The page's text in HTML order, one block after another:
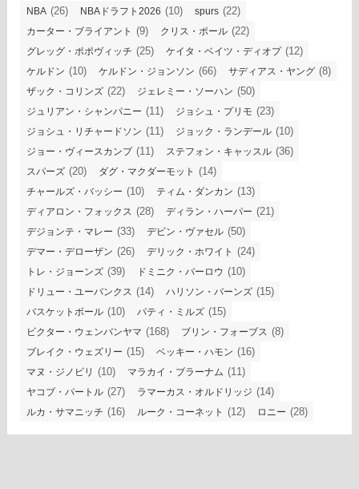
NBA (26) NBAドラフト2026 (10) spurs (22)
カーター・ブライアント (9) クリス・ポール (22)
グレッグ・ポポヴィッチ (25) ケイタ・ベイツ・ディオプ(12)
ケルドン (10) ケルドン・ジョンソン (66) サディアス・ヤング (8)
ザック・コリンズ (22) ジェレミー・ソーハン (50)
ジュリアン・シャンパニー (11) ジョシュ・プリモ (23)
ジョシュ・リチャードソン (11) ジョック・ランデール (10)
ジョー・ヴィースカンプ(11) ステフォン・キャッスル (36)
スパーズ (20) ダグ・マクダーモット (14)
チャールズ・バッシー (10) ティム・ダンカン (13)
ディアロン・フォックス (28) ディラン・ハーパー (21)
デジョンテ・マレー (33) デビン・ヴァセル (50)
デマー・デローザン (26) デリック・ホワイト (24)
トレ・ジョーンズ (39) ドミニク・バーロウ (10)
ドリュー・ユーバンクス (14) ハリソン・バーンズ (15)
バスケットボール (10) パティ・ミルズ (15)
ビクター・ウェンバンヤマ (168) ブリン・フォーブス (8)
ブレイク・ウェズリー (15) ベッキー・ハモン (16)
マヌ・ジノビリ (10) マラカイ・ブラーナム (11)
ヤコブ・パートル (27) ラマーカス・オルドリッジ (14)
ルカ・サマニッチ (16) ルーク・コーネット (12) ロニー (28)